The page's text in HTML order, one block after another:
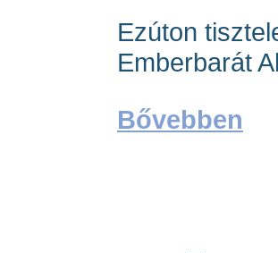
Ezúton
Emberbarát
Bővebben